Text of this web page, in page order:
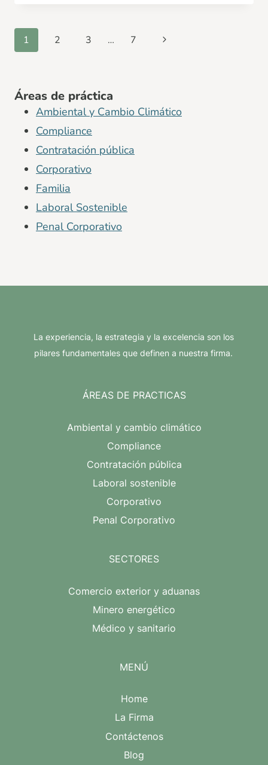
Navegación
de
1 2 3 … 7
Siguiente
Áreas de práctica
Ambiental y Cambio Climático
Compliance
Contratación pública
Corporativo
Familia
Laboral Sostenible
Penal Corporativo
La experiencia, la estrategia y la excelencia son los
pilares fundamentales que definen a nuestra firma.
ÁREAS DE PRACTICAS
Ambiental y cambio climático
Compliance
Contratación pública
Laboral sostenible
Corporativo
Penal Corporativo
SECTORES
Comercio exterior y aduanas
Minero energético
Médico y sanitario
MENÚ
Home
La Firma
Contáctenos
Blog